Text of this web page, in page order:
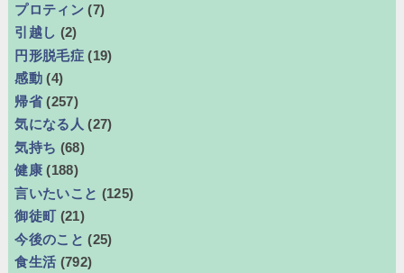
プロティン (7)
引越し (2)
円形脱毛症 (19)
感動 (4)
帰省 (257)
気になる人 (27)
気持ち (68)
健康 (188)
言いたいこと (125)
御徒町 (21)
今後のこと (25)
食生活 (792)